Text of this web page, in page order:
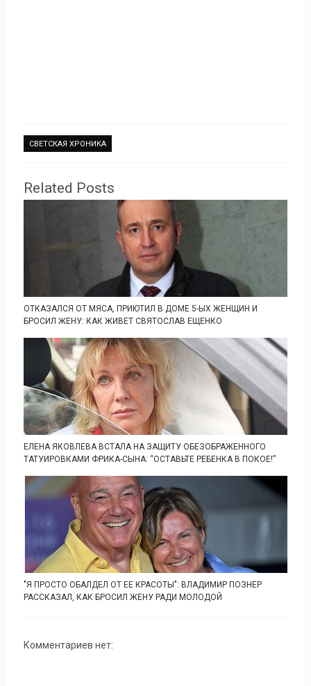
СВЕТСКАЯ ХРОНИКА
Related Posts
ОТКАЗАЛСЯ ОТ МЯСА, ПРИЮТИЛ В ДОМЕ 5-ЫХ ЖЕНЩИН И
БРОСИЛ ЖЕНУ: КАК ЖИВЕТ СВЯТОСЛАВ ЕЩЕНКО
ЕЛЕНА ЯКОВЛЕВА ВСТАЛА НА ЗАЩИТУ ОБЕЗОБРАЖЕННОГО
ТАТУИРОВКАМИ ФРИКА-СЫНА: “ОСТАВЬТЕ РЕБЕНКА В ПОКОЕ!”
"Я ПРОСТО ОБАЛДЕЛ ОТ ЕЕ КРАСОТЫ": ВЛАДИМИР ПОЗНЕР
РАССКАЗАЛ, КАК БРОСИЛ ЖЕНУ РАДИ МОЛОДОЙ
Комментариев нет: